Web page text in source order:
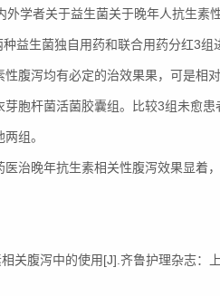
学者关于益生菌关于晚年人抗生素
益生菌独自用药和联合用药分红3组
腹泻均有必定的治效果果，可是相
胞杆菌活菌胶囊组。比较3组未愈
组。
治晚年抗生素相关性腹泻效果显着
关腹泻中的使用[J].齐鲁护理杂志：